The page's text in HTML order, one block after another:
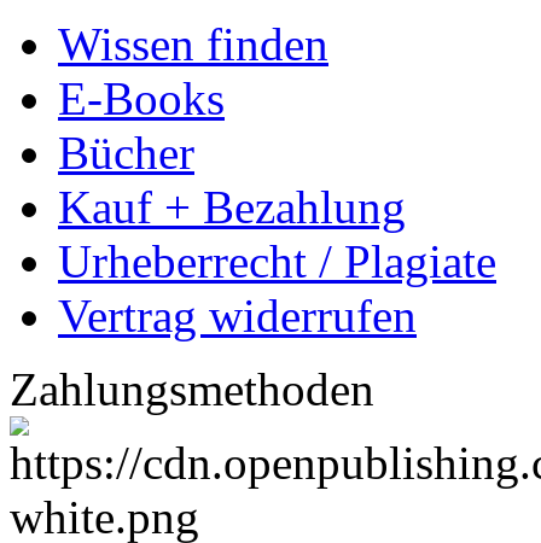
Wissen finden
E-Books
Bücher
Kauf + Bezahlung
Urheberrecht / Plagiate
Vertrag widerrufen
Zahlungsmethoden